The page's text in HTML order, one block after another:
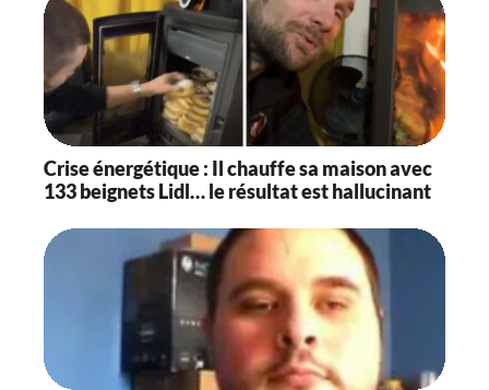
Crise énergétique : Il chauffe sa maison avec
133 beignets Lidl… le résultat est hallucinant